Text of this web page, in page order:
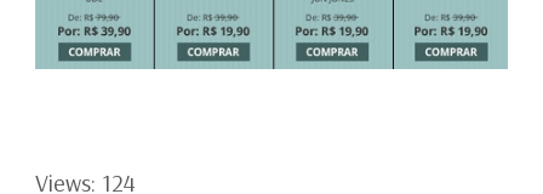
Views: 124